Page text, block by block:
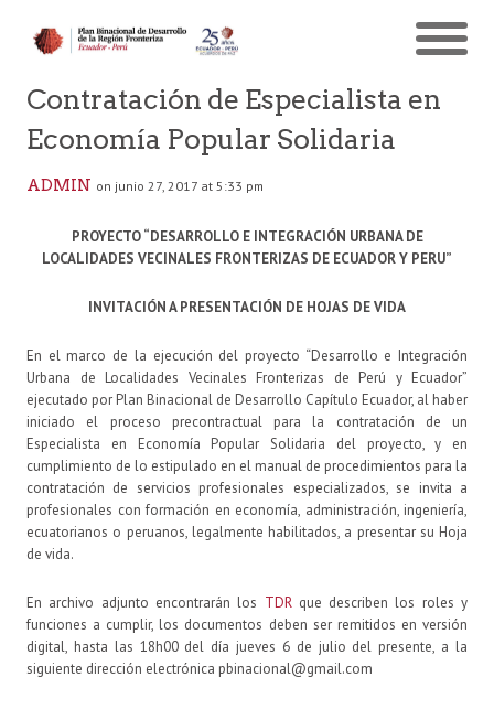
Contratación de Especialista en
Economía Popular Solidaria
ADMIN on junio 27, 2017 at 5:33 pm
PROYECTO “DESARROLLO E INTEGRACIÓN URBANA DE
LOCALIDADES VECINALES FRONTERIZAS DE ECUADOR Y PERU”
INVITACIÓN A PRESENTACIÓN DE HOJAS DE VIDA
En el marco de la ejecución del proyecto “Desarrollo e Integración
Urbana de Localidades Vecinales Fronterizas de Perú y Ecuador”
ejecutado por Plan Binacional de Desarrollo Capítulo Ecuador, al haber
iniciado el proceso precontractual para la contratación de un
Especialista en Economía Popular Solidaria del proyecto, y en
cumplimiento de lo estipulado en el manual de procedimientos para la
contratación de servicios profesionales especializados, se invita a
profesionales con formación en economía, administración, ingeniería,
ecuatorianos o peruanos, legalmente habilitados, a presentar su Hoja
de vida.
En archivo adjunto encontrarán los TDRque describen los roles y
funciones a cumplir, los documentos deben ser remitidos en versión
digital, hasta las 18h00 del día jueves 6 de julio del presente, a la
siguiente dirección electrónica pbinacional@gmail.com